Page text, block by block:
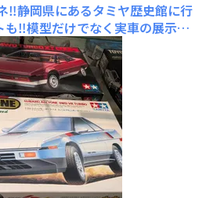
‼️静岡県にあるタミヤ歴史館に行
も‼️模型だけでなく実車の展示も
向４気筒OHVのフォルクスワー
輪は斬新ですね。六連星を付けた
ランプリを観ていた世代として
熱くなるものばかり